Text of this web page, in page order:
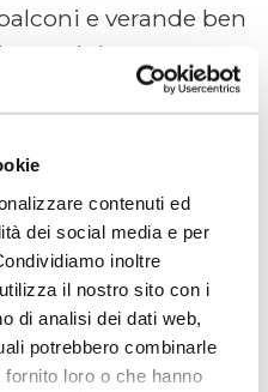
contenuti ed
dei social media e per
inoltre
il nostro sito con i
di analisi dei dati web,
potrebbero combinarle
loro o che hanno
e verande ben
dopo
tra le
condizionata,
tv, asciugacapelli,
escursioni e
Ottobre.